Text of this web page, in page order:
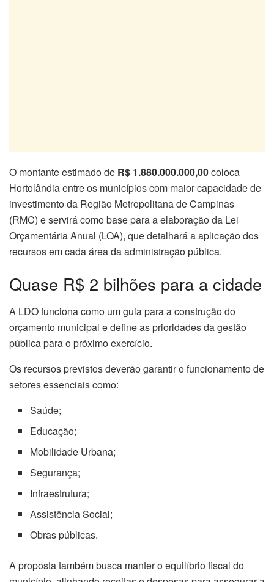
O montante estimado de R$ 1.880.000.000,00coloca
Hortolândia entre os municípios com maior capacidade de
investimento da Região Metropolitana de Campinas
(RMC) e servirá como base para a elaboração da Lei
Orçamentária Anual (LOA), que detalhará a aplicação dos
recursos em cada área da administração pública.
Quase R$ 2 bilhões para a cidade
A LDO funciona como um guia para a construção do
orçamento municipal e define as prioridades da gestão
pública para o próximo exercício.
Os recursos previstos deverão garantir o funcionamento de
setores essenciais como:
Saúde;
Educação;
Mobilidade Urbana;
Segurança;
Infraestrutura;
Assistência Social;
Obras públicas.
A proposta também busca manter o equilíbrio fiscal do